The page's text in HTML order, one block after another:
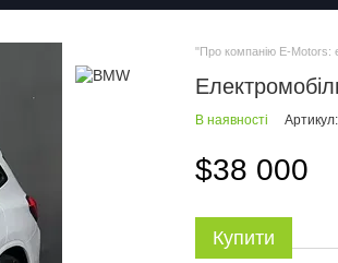
"Про компанію E-Motors:
В наявності
$38 000
Купити